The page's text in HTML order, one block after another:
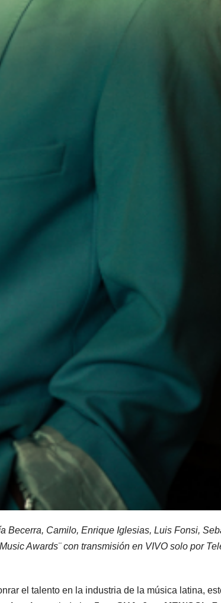
Becerra, Camilo, Enrique Iglesias, Luis Fonsi,
Awards¨ con transmisión en VIVO solo por
el talento en la industria de la música latina,